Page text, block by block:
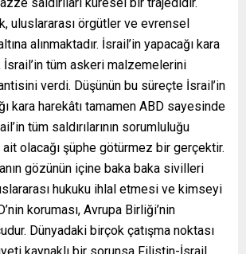
uluslararası örgütler ve evrensel
alınmaktadır. İsrail’in yapacağı kara
İsrail’in tüm askeri malzemelerini
verdi. Düşünün bu süreçte İsrail’in
kara harekâtı tamamen ABD sayesinde
tüm saldırılarının sorumluluğu
ait olacağı şüphe götürmez bir gerçektir.
gözünün içine baka baka sivilleri
hukuku ihlal etmesi ve kimseyi
koruması, Avrupa Birliği’nin
Dünyadaki birçok çatışma noktası